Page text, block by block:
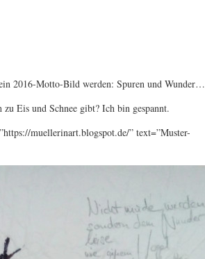
2016-Motto-Bild werden: Spuren und Wunder…
Eis und Schnee gibt? Ich bin gespannt.
muellerinart.blogspot.de/” text=”Muster-